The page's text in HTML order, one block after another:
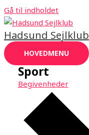
Gå til indholdet
Hadsund Sejlklub
HOVEDMENU
Sport
Begivenheder